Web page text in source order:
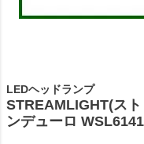
LEDヘッドランプ
STREAMLIGHT(ス
ンデューロ